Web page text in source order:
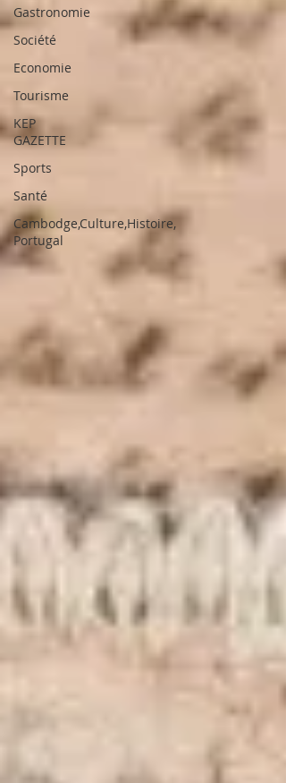
Gastronomie
Société
Economie
Tourisme
KEP
GAZETTE
Sports
Santé
Cambodge,Culture,Histoire,
Portugal